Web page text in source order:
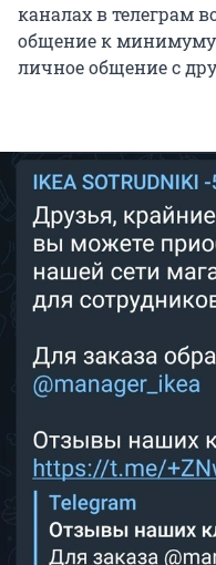
каналах в телеграм
общение к минимуму
личное общение с